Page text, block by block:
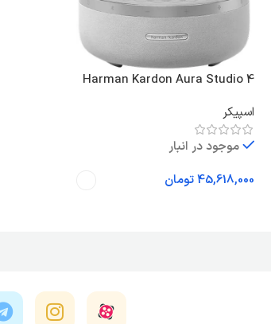
Harman Kardon Aura Studio 4
اسپیکر
موجود در انبار
45,618,000تومان